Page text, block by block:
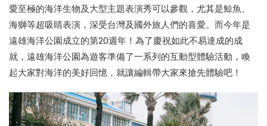
愛至極的海洋生物及大型主題表演秀可以參觀，尤其是鯨魚、
海獅等超吸睛表演，深受台灣及國外旅人們的喜愛。而今年是
遠雄海洋公園成立的第20週年！為了慶祝如此不易達成的成
就，遠雄海洋公園為遊客準備了一系列的互動型體驗活動，喚
起大家對海洋的美好回憶，就讓編輯帶大家來搶先體驗吧！